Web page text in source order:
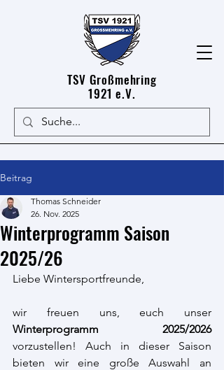
TSV Großmehring
1921 e.V.
Beitrag
Winterprogramm Saison
2025/26
Thomas Schneider
26. Nov. 2025
Liebe Wintersportfreunde,
Winterprogramm 2025/2026
vorzustellen! Auch in dieser Saison
bieten wir eine große Auswahl an